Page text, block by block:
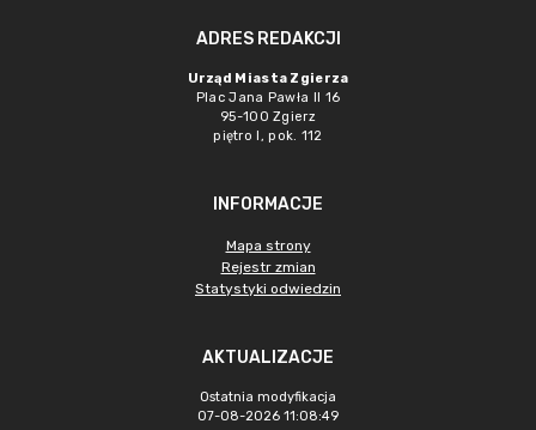
ADRES REDAKCJI
Urząd Miasta Zgierza
Plac Jana Pawła II 16
95-100 Zgierz
piętro I, pok. 112
INFORMACJE
Mapa strony
Rejestr zmian
Statystyki odwiedzin
AKTUALIZACJE
Ostatnia modyfikacja
07-08-2026 11:08:49